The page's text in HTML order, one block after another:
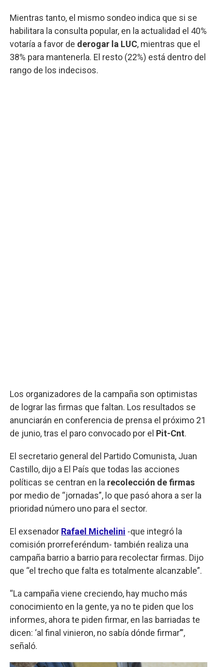
Mientras tanto, el mismo sondeo indica que si se
habilitara la consulta popular, en la actualidad el 40%
votaría a favor de derogar la LUC, mientras que el
38% para mantenerla. El resto (22%) está dentro del
rango de los indecisos.
Los organizadores de la campaña son optimistas
de lograr las firmas que faltan. Los resultados se
anunciarán en conferencia de prensa el próximo 21
de junio, tras el paro convocado por el Pit-Cnt.
El secretario general del Partido Comunista, Juan
Castillo, dijo a El País que todas las acciones
políticas se centran en la recolección de firmas
por medio de “jornadas”, lo que pasó ahora a ser la
prioridad número uno para el sector.
El exsenador Rafael Michelini -que integró la
comisión prorreferéndum- también realiza una
campaña barrio a barrio para recolectar firmas. Dijo
que “el trecho que falta es totalmente alcanzable”.
“La campaña viene creciendo, hay mucho más
conocimiento en la gente, ya no te piden que los
informes, ahora te piden firmar, en las barriadas te
dicen: ‘al final vinieron, no sabía dónde firmar’”,
señaló.